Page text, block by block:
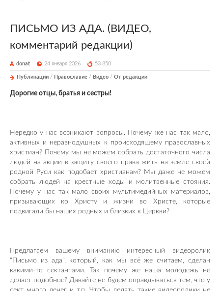
ПИСЬМО ИЗ АДА. (ВИДЕО,
комментарий редакции)
donat 24 января 2026 53 850
Публикации / Православие / Видео / От редакции
Дорогие отцы, братья и сестры!
Нередко у нас возникают вопросы. Почему же нас так мало,
активных и неравнодушных к происходящему православных
христиан? Почему мы не можем собрать достаточного числа
людей на акции в защиту своего права жить на земле своей
родной Руси как подобает христианам? Мы даже не можем
собрать людей на крестные ходы и молитвенные стояния.
Почему у нас так мало своих мультимедийных материалов,
призывающих ко Христу и жизни во Христе, которые
подвигали бы наших родных и близких к Церкви?
Предлагаем вашему вниманию интересный видеоролик
"Письмо из ада", который, как мы всё же считаем, сделан
какими-то сектантами. Так почему же наша молодежь не
делает подобное? Давайте не будем оправдываться тем, что у